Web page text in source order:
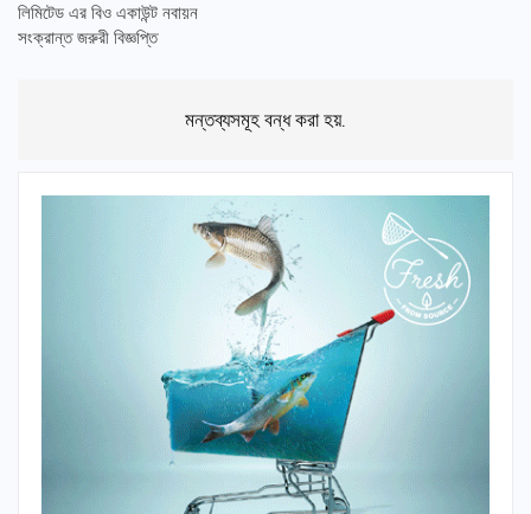
লিমিটেড এর বিও একাউন্ট নবায়ন
সংক্রান্ত জরুরী বিজ্ঞপ্তি
মন্তব্যসমূহ বন্ধ করা হয়.